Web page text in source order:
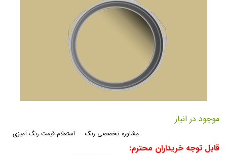
ابتدای
گالری
موجود در انبار
استعلام قیمت رنگ آمیزی مشاوره تخصصی رنگ
قابل توجه خریداران محترم: